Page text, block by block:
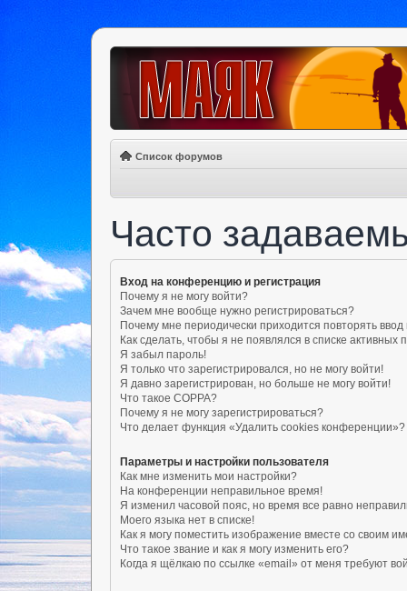
Список форумов
Часто
Вход на конференцию и регистрация
Почему я не могу войти?
Зачем мне вообще нужно регистрироваться?
Почему мне периодически приходится повторять
Как сделать, чтобы я не появлялся в списке активных
Я забыл пароль!
Я только что зарегистрировался, но не могу войти!
Я давно зарегистрирован, но больше не могу войти!
Что такое COPPA?
Почему я не могу зарегистрироваться?
Что делает функция «Удалить cookies конференции»?
Параметры и настройки пользователя
Как мне изменить мои настройки?
На конференции неправильное время!
Я изменил часовой пояс, но время все равно
Моего языка нет в списке!
Как я могу поместить изображение вместе со своим
Что такое звание и как я могу изменить его?
Когда я щёлкаю по ссылке «email» от меня требуют